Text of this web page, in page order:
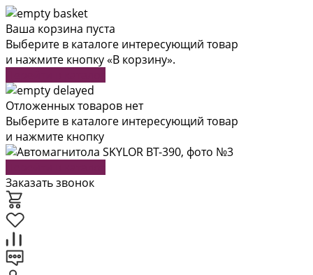
Ваша корзина пуста
Выберите в каталоге интересующий товар
и нажмите кнопку «В корзину».
Отложенных товаров нет
Выберите в каталоге интересующий товар
и нажмите кнопку
Заказать звонок